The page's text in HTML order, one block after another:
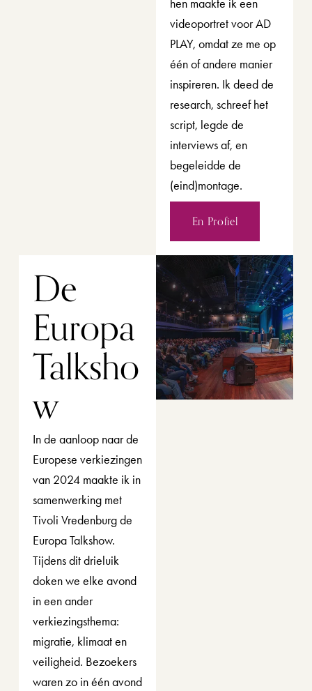
hen maakte ik een
videoportret voor AD
PLAY, omdat ze me op
één of andere manier
inspireren. Ik deed de
research, schreef het
script, legde de
interviews af, en
begeleidde de
(eind)montage.
En Profiel
De
Europa
Talksho
w
In de aanloop naar de
Europese verkiezingen
van 2024 maakte ik in
samenwerking met
Tivoli Vredenburg de
Europa Talkshow.
Tijdens dit drieluik
doken we elke avond
in een ander
verkiezingsthema:
migratie, klimaat en
veiligheid. Bezoekers
waren zo in één avond